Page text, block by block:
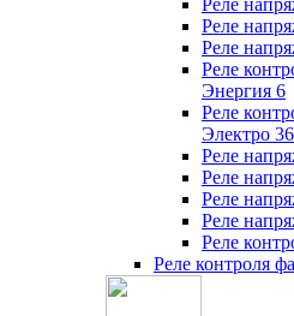
Реле
Реле
Реле
Реле
Энергия 6
Реле
Электро 36
Реле
Реле
Реле
Реле
Реле
Реле контроля